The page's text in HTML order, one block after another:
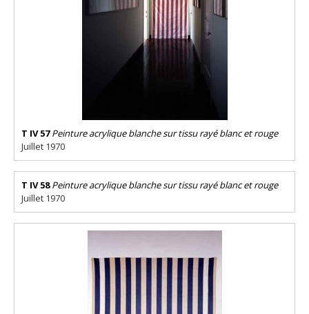
T IV 57 Peinture acrylique blanche sur tissu rayé blanc et rouge
Juillet 1970
T IV 58 Peinture acrylique blanche sur tissu rayé blanc et rouge
Juillet 1970